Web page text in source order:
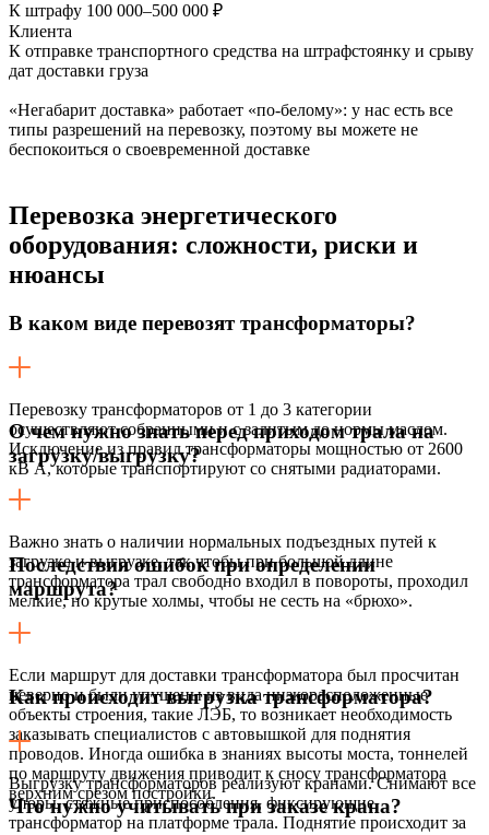
К штрафу 100 000–500 000 ₽
Клиента
К отправке транспортного средства на штрафстоянку и срыву
дат доставки груза
«Негабарит доставка» работает «по-белому»: у нас есть все
типы разрешений на перевозку, поэтому вы можете не
беспокоиться о своевременной доставке
Перевозка энергетического
оборудования: сложности, риски и
нюансы
В каком виде перевозят трансформаторы?
Перевозку трансформаторов от 1 до 3 категории
осуществляют собранными и с залитым до нормы маслом.
Исключение из правил трансформаторы мощностью от 2600
кВ А, которые транспортируют со снятыми радиаторами.
О чем нужно знать перед приходом трала на
загрузку/выгрузку?
Важно знать о наличии нормальных подъездных путей к
загрузке и выгрузке, так чтобы при большой длине
трансформатора трал свободно входил в повороты, проходил
мелкие, но крутые холмы, чтобы не сесть на «брюхо».
Последствия ошибок при определении
маршрута?
Если маршрут для доставки трансформатора был просчитан
неверно и были упущены из вида низкорасположенные
объекты строения, такие ЛЭБ, то возникает необходимость
заказывать специалистов с автовышкой для поднятия
проводов. Иногда ошибка в знаниях высоты моста, тоннелей
по маршруту движения приводит к сносу трансформатора
верхним срезом постройки.
Как происходит выгрузка трансформатора?
Выгрузку трансформаторов реализуют кранами. Снимают все
упоры, стяжные приспособления, фиксирующие
трансформатор на платформе трала. Поднятие происходит за
Что нужно учитывать при заказе крана?